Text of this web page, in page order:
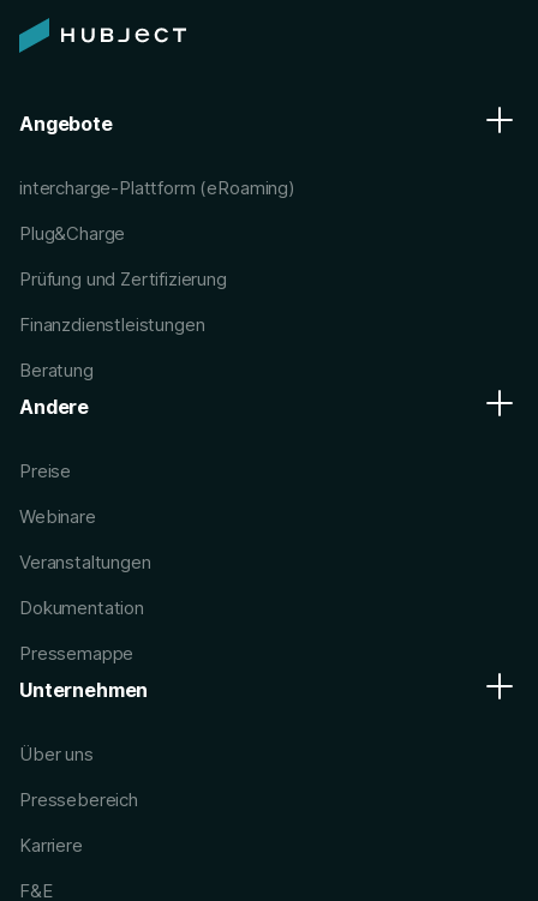
Angebote
intercharge-Plattform (eRoaming)
Plug&Charge
Prüfung und Zertifizierung
Finanzdienstleistungen
Beratung
Andere
Preise
Webinare
Veranstaltungen
Dokumentation
Pressemappe
Unternehmen
Über uns
Pressebereich
Karriere
F&E